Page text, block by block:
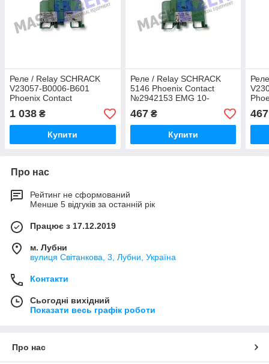
Реле / Relay SCHRACK
V23057-B0006-B601
Phoenix Contact
№2940090 EMG 10-
REL/KSR-G 24/21-LC AU
1 038 ₴
Купити
Реле / Relay SCHRACK
5146 Phoenix Contact
№2942153 EMG 10-
REL/KSR-G 24/21-LC
467₴
Купити
467
Про нас
Рейтинг не сформований
Менше 5 відгуків за останній рік
Працює з 17.12.2019
м. Лубни
вулиця Світанкова, 3, Лубни, Україна
Контакти
Сьогодні вихідний
Показати весь графік роботи
Про нас